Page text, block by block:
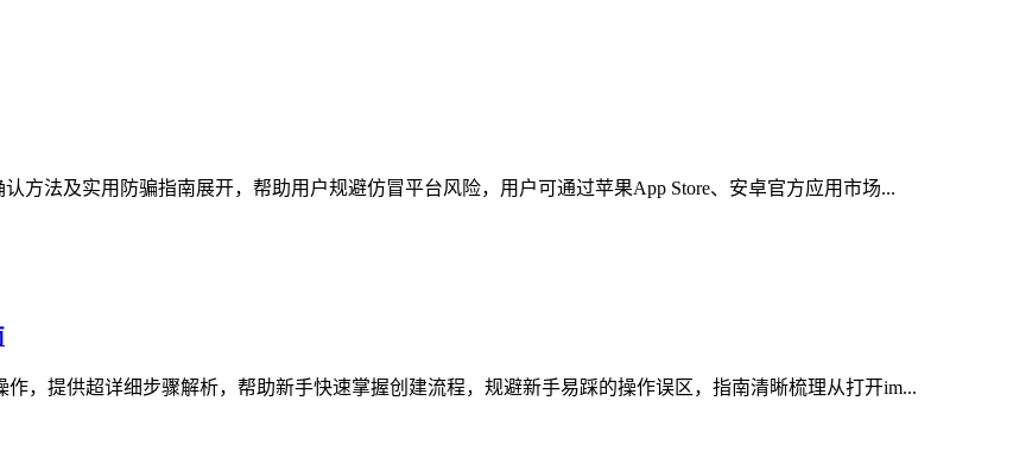
方法及实用防骗指南展开，帮助用户规避仿冒平台风险，用户可通过苹果App Store、安卓官方应用市场...
，提供超详细步骤解析，帮助新手快速掌握创建流程，规避新手易踩的操作误区，指南清晰梳理从打开im...